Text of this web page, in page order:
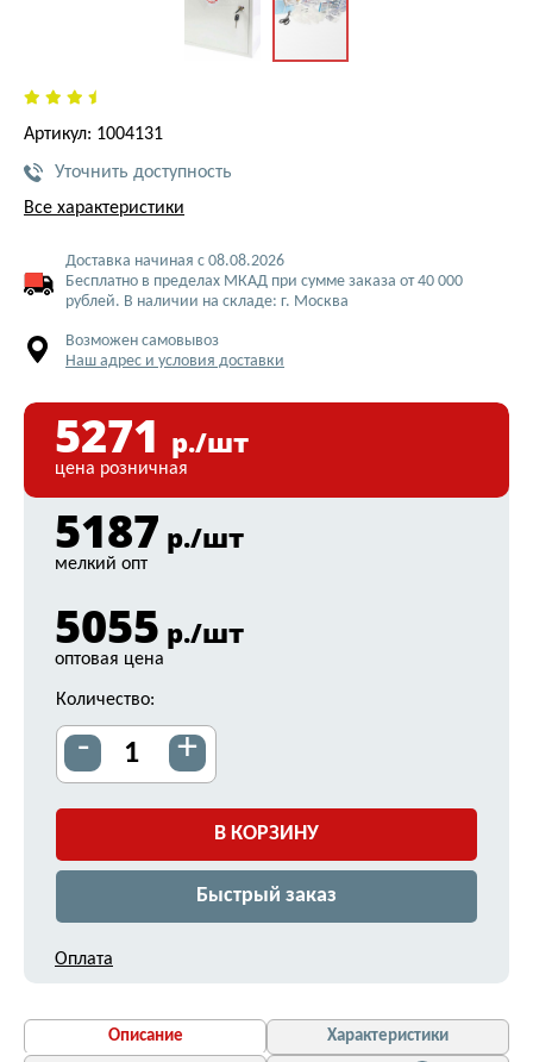
Артикул: 1004131
Уточнить доступность
Все характеристики
Доставка начиная с 08.08.2026
Бесплатно в пределах МКАД при сумме заказа от 40 000
рублей. В наличии на складе: г. Москва
Возможен самовывоз
Наш адрес и условия доставки
5271 р./шт
цена розничная
5187 р./шт
мелкий опт
5055 р./шт
оптовая цена
Количество:
- +
В КОРЗИНУ
Быстрый заказ
Оплата
Описание
Характеристики